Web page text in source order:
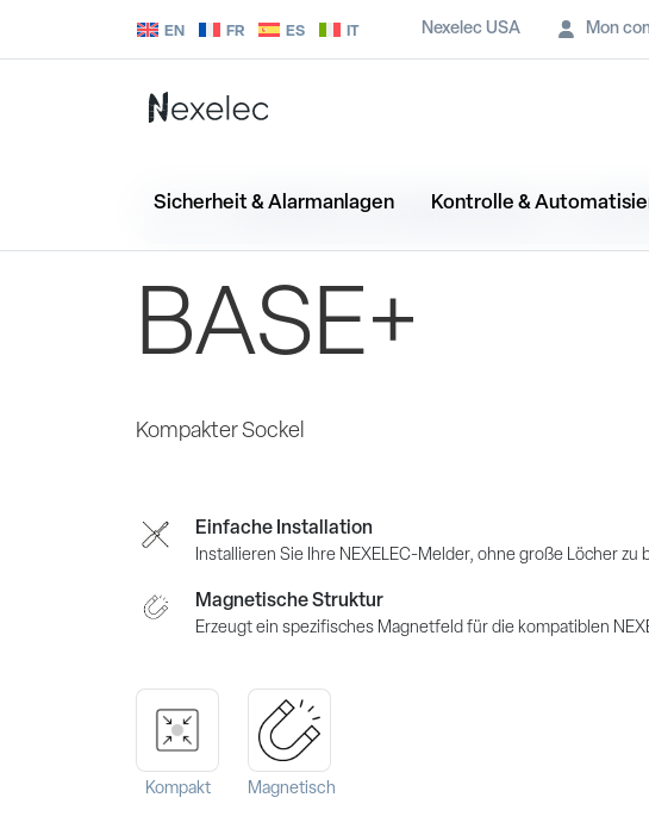
EN FR ES IT Nexelec USA Mon
Sicherheit & Alarmanlagen Kontrolle &
SICHERHEIT & ALARMANLAGEN
BASE+
Kompakter Sockel
Einfache Installation
Installieren Sie Ihre NEXELEC-Melder, ohne große Löcher zu
Magnetische Struktur
Erzeugt ein spezifisches Magnetfeld für die kompatiblen
Kompakt Magnetisch